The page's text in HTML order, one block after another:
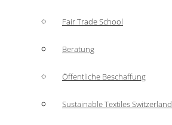
Fair Trade School
Beratung
Öffentliche Beschaffung
Sustainable Textiles Switzerland